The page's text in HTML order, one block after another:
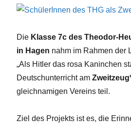
Die Klasse 7c des Theodor-
in Hagen nahm im Rahmen der
„Als Hitler das rosa Kaninchen
Deutschunterricht am
gleichnamigen Vereins teil.
Ziel des Projekts ist es, die